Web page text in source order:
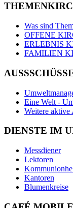
Was sind
OFFENE
ERLEBNIS
FAMILIEN
Eine Welt -
Weitere aktive
DIENSTE IM
Messdiener
Lektoren
Kantoren
Blumenkreise